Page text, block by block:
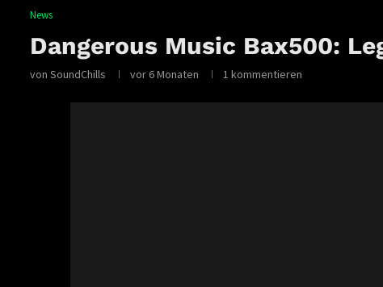
News
Dangerous Music Bax500:
von SoundChills vor 6 Monaten 1 kommentieren